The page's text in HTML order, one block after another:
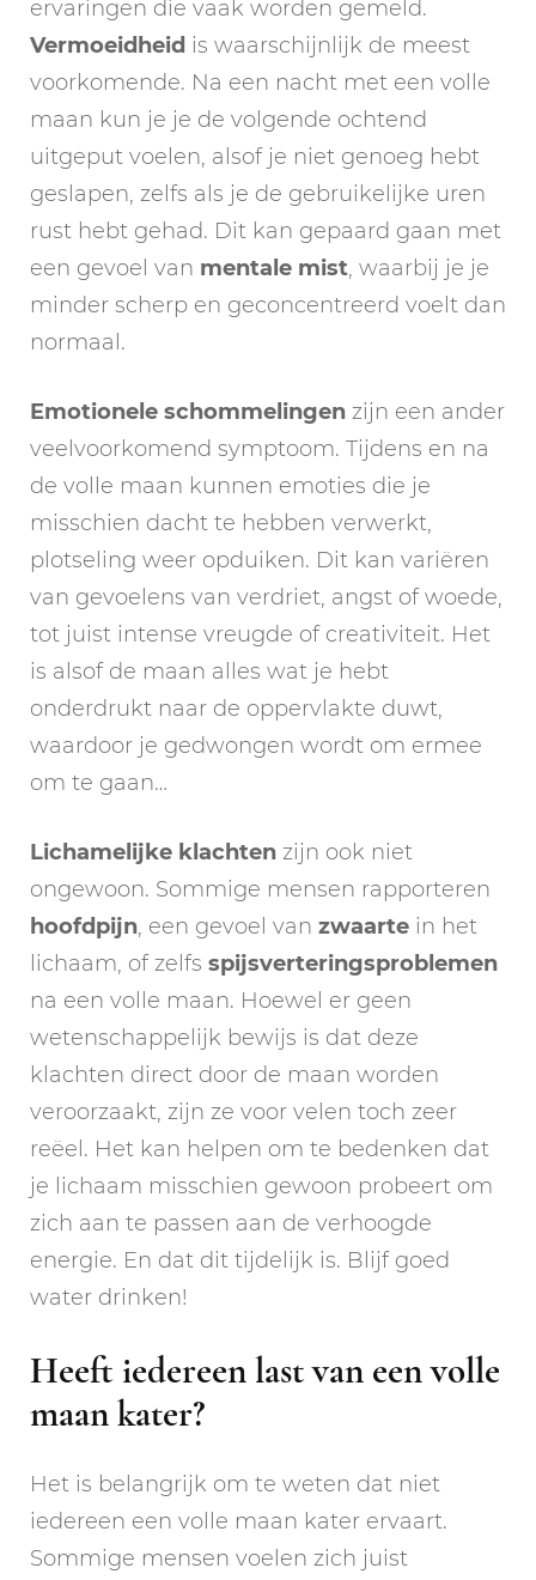
ervaringen die vaak worden gemeld.
Vermoeidheid is waarschijnlijk de meest
voorkomende. Na een nacht met een volle
maan kun je je de volgende ochtend
uitgeput voelen, alsof je niet genoeg hebt
geslapen, zelfs als je de gebruikelijke uren
rust hebt gehad. Dit kan gepaard gaan met
een gevoel van mentale mist, waarbij je je
minder scherp en geconcentreerd voelt dan
normaal.
Emotionele schommelingen zijn een ander
veelvoorkomend symptoom. Tijdens en na
de volle maan kunnen emoties die je
misschien dacht te hebben verwerkt,
plotseling weer opduiken. Dit kan variëren
van gevoelens van verdriet, angst of woede,
tot juist intense vreugde of creativiteit. Het
is alsof de maan alles wat je hebt
onderdrukt naar de oppervlakte duwt,
waardoor je gedwongen wordt om ermee
om te gaan…
Lichamelijke klachten zijn ook niet
ongewoon. Sommige mensen rapporteren
hoofdpijn, een gevoel van zwaarte in het
lichaam, of zelfs spijsverteringsproblemen
na een volle maan. Hoewel er geen
wetenschappelijk bewijs is dat deze
klachten direct door de maan worden
veroorzaakt, zijn ze voor velen toch zeer
reëel. Het kan helpen om te bedenken dat
je lichaam misschien gewoon probeert om
zich aan te passen aan de verhoogde
energie. En dat dit tijdelijk is. Blijf goed
water drinken!
Heeft iedereen last van een volle
maan kater?
Het is belangrijk om te weten dat niet
iedereen een volle maan kater ervaart.
Sommige mensen voelen zich juist